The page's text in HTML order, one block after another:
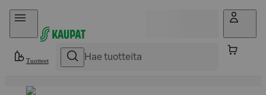
Hyppää sisältöön
Tuotteet